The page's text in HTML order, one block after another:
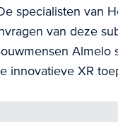
specialisten van
van deze
innovatieve XR